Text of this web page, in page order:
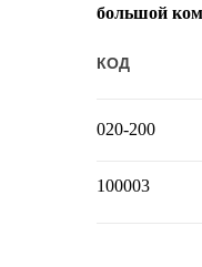
большой
КОД
020-200
100003